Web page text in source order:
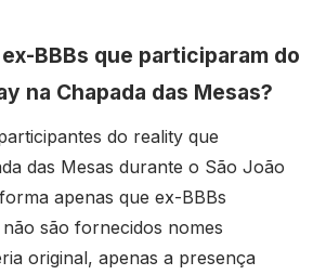
BBBs que participaram do
na Chapada das Mesas?
do reality que
das Mesas durante o São João
apenas que ex-BBBs
são fornecidos nomes
original, apenas a presença